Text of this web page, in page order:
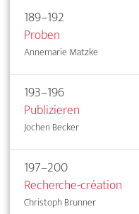
189–192
Proben
Annemarie Matzke
193–196
Publizieren
Jochen Becker
197–200
Recherche-création
Christoph Brunner